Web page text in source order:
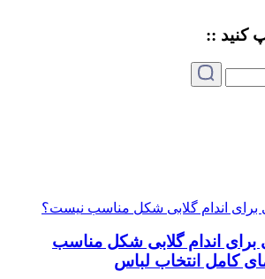
کنید ::
برای اندام گلابی شکل مناسب
کامل انتخاب لباس